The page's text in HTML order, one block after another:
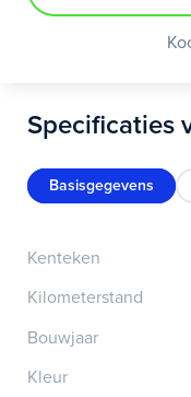
Specificaties
Basisgegevens
Kenteken
Kilometerstand
Bouwjaar
Kleur